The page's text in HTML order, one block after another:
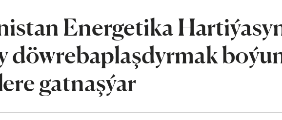
Energetika
döwrebaplaşdyrmak
gatnaşýar